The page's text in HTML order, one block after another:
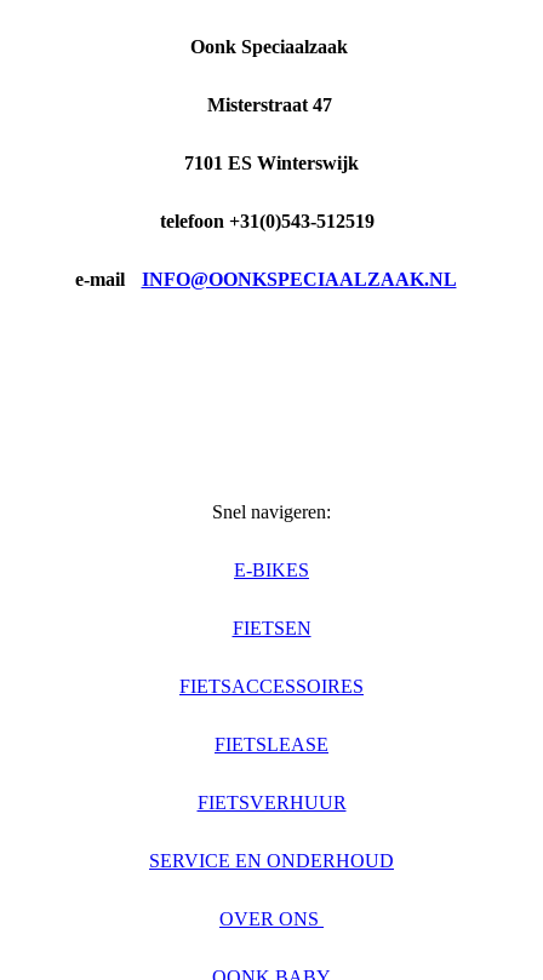
Oonk Speciaalzaak
Misterstraat 47
7101 ES Winterswijk
telefoon +31(0)543-512519
e-mail INFO@OONKSPECIAALZAAK.NL
Snel navigeren:
E-BIKES
FIETSEN
FIETSACCESSOIRES
FIETSLEASE
FIETSVERHUUR
SERVICE EN ONDERHOUD
OVER ONS